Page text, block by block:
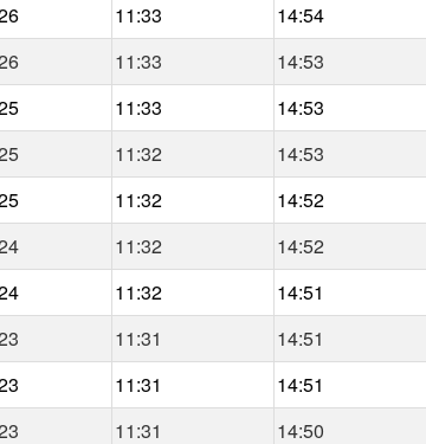
11:33 14:54
11:33 14:53
11:33 14:53
11:32 14:53
11:32 14:52
11:32 14:52
11:32 14:51
11:31 14:51
11:31 14:51
11:31 14:50